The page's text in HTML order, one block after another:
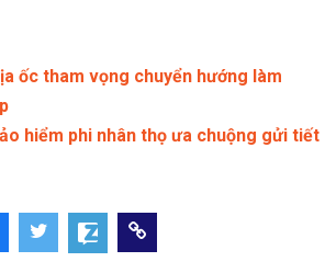
ốc tham vọng chuyển hướng làm
hiểm phi nhân thọ ưa chuộng gửi tiết